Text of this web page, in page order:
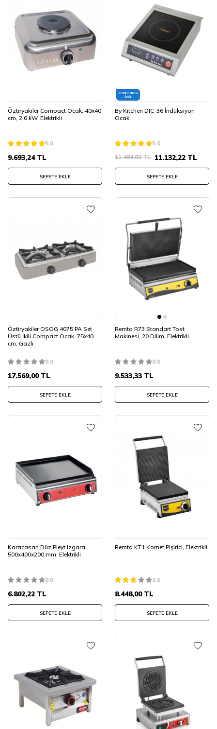
Öztiryakiler Compact Ocak, 40x40
cm, 2.6 kW, Elektrikli
5.0
9.693,24TL
SEPETE EKLE
KAMPANYALI
ÜRÜN
By Kitchen DIC-36 İndüksiyon
Ocak
5.0
11.484,83TL 11.132,22 TL
SEPETE EKLE
Öztiryakiler OSOG 4075 PA Set
Üstü İkili Compact Ocak, 75x40
cm, Gazlı
0.0
17.569,00TL
SEPETE EKLE
Remta R73 Standart Tost
Makinesi, 20 Dilim, Elektrikli
0.0
9.533,33 TL
SEPETE EKLE
Karacasan Düz Pleyt Izgara,
500x400x200 mm, Elektrikli
0.0
6.802,22 TL
SEPETE EKLE
Remta KT1 Kornet Pişirici, Elektrikli
3.0
8.448,00TL
SEPETE EKLE